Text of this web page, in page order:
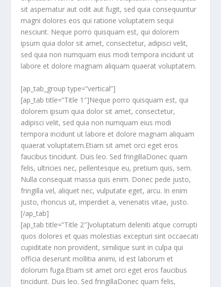
sit aspernatur aut odit aut fugit, sed quia consequuntur
magni dolores eos qui ratione voluptatem sequi
nesciunt. Neque porro quisquam est, qui dolorem
ipsum quia dolor sit amet, consectetur, adipisci velit,
sed quia non numquam eius modi tempora incidunt ut
labore et dolore magnam aliquam quaerat voluptatem.
[ap_tab_group type=”vertical”]
[ap_tab title=”Title 1″]Neque porro quisquam est, qui
dolorem ipsum quia dolor sit amet, consectetur,
adipisci velit, sed quia non numquam eius modi
tempora incidunt ut labore et dolore magnam aliquam
quaerat voluptatem.Etiam sit amet orci eget eros
faucibus tincidunt. Duis leo. Sed fringillaDonec quam
felis, ultricies nec, pellentesque eu, pretium quis, sem.
Nulla consequat massa quis enim. Donec pede justo,
fringilla vel, aliquet nec, vulputate eget, arcu. In enim
justo, rhoncus ut, imperdiet a, venenatis vitae, justo.
[/ap_tab]
[ap_tab title=”Title 2″]voluptatum deleniti atque corrupti
quos dolores et quas molestias excepturi sint occaecati
cupiditate non provident, similique sunt in culpa qui
officia deserunt mollitia animi, id est laborum et
dolorum fuga.Etiam sit amet orci eget eros faucibus
tincidunt. Duis leo. Sed fringillaDonec quam felis,